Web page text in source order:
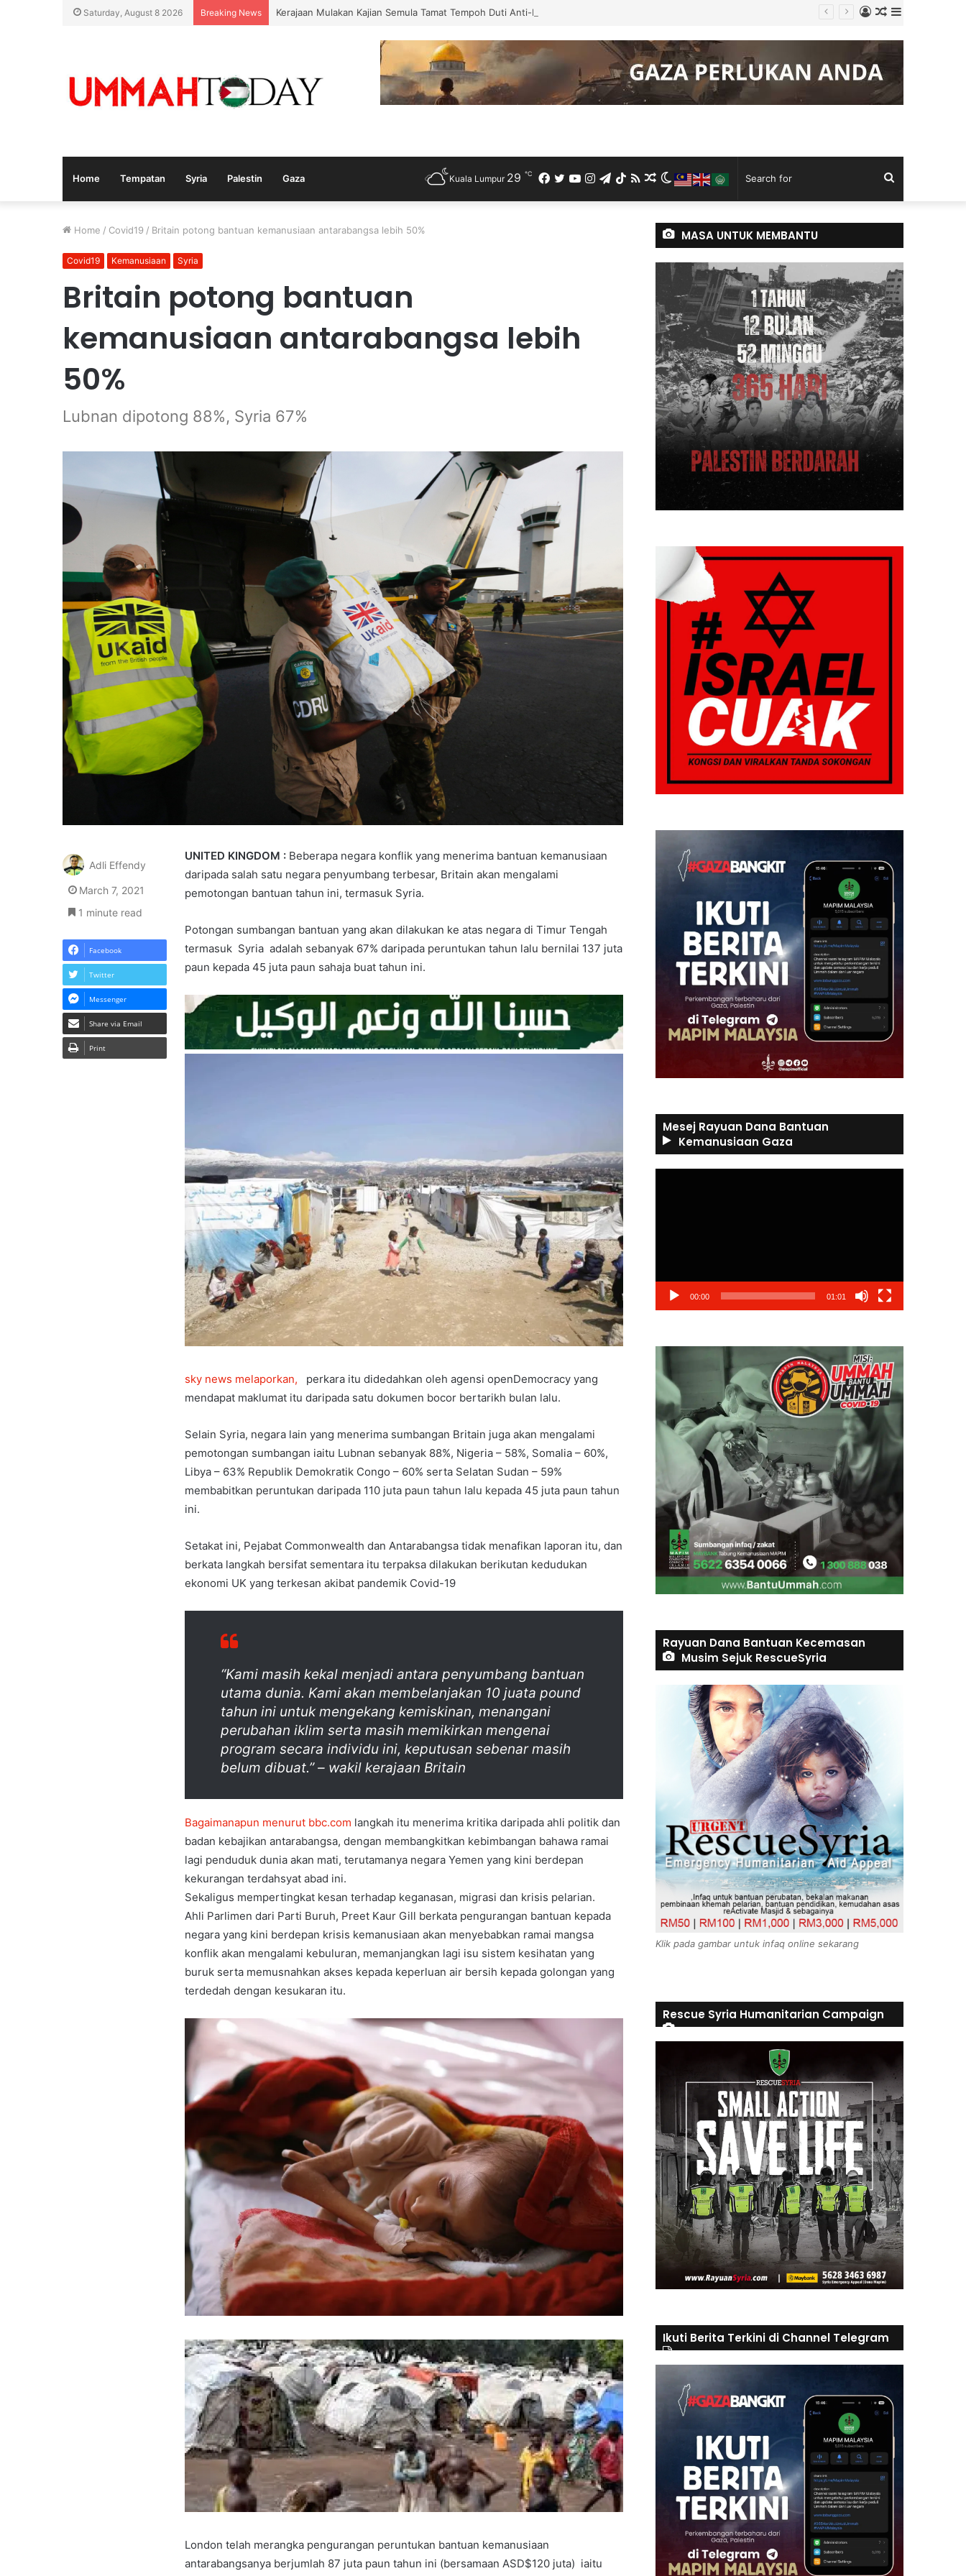
Saturday, August 8 2026 Breaking News Kerajaan Mulakan Kajian Semula Tamat Tempoh Duti Anti-Lambakan Import Gegelung Keluli China, Vietnam
Random
Article
Log
In
Home Tempatan Syria Palestin Gaza
for
Switch
skin
Random
Article
RSS
TikTok
Telegram
Instagram
YouTube
Twitter
Facebook
Kuala Lumpur 29 ℃
Home / Covid19 / Britain potong bantuan kemanusiaan antarabangsa lebih 50%
Covid19 Kemanusiaan Syria
Britain potong bantuan
kemanusiaan antarabangsa lebih
50%
Lubnan dipotong 88%, Syria 67%
UNITED KINGDOM : Beberapa negara konflik yang menerima bantuan kemanusiaan
daripada salah satu negara penyumbang terbesar, Britain akan mengalami
pemotongan bantuan tahun ini, termasuk Syria.
Potongan sumbangan bantuan yang akan dilakukan ke atas negara di Timur Tengah
termasuk Syria adalah sebanyak 67% daripada peruntukan tahun lalu bernilai 137 juta
paun kepada 45 juta paun sahaja buat tahun ini.
sky news melaporkan,
perkara itu didedahkan oleh agensi openDemocracy yang
mendapat maklumat itu daripada satu dokumen bocor bertarikh bulan lalu.
Selain Syria, negara lain yang menerima sumbangan Britain juga akan mengalami
pemotongan sumbangan iaitu Lubnan sebanyak 88%, Nigeria – 58%, Somalia – 60%,
Libya – 63% Republik Demokratik Congo – 60% serta Selatan Sudan – 59%
membabitkan peruntukan daripada 110 juta paun tahun lalu kepada 45 juta paun tahun
ini.
Setakat ini, Pejabat Commonwealth dan Antarabangsa tidak menafikan laporan itu, dan
berkata langkah bersifat sementara itu terpaksa dilakukan berikutan kedudukan
ekonomi UK yang terkesan akibat pandemik Covid-19
“Kami masih kekal menjadi antara penyumbang bantuan
utama dunia. Kami akan membelanjakan 10 juata pound
tahun ini untuk mengekang kemiskinan, menangani
perubahan iklim serta masih memikirkan mengenai
program secara individu ini, keputusan sebenar masih
belum dibuat.” – wakil kerajaan Britain
Bagaimanapun menurut bbc.com langkah itu menerima kritika daripada ahli politik dan
badan kebajikan antarabangsa, dengan membangkitkan kebimbangan bahawa ramai
lagi penduduk dunia akan mati, terutamanya negara Yemen yang kini berdepan
kekurangan terdahsyat abad ini.
Sekaligus mempertingkat kesan terhadap keganasan, migrasi dan krisis pelarian.
Ahli Parlimen dari Parti Buruh, Preet Kaur Gill berkata pengurangan bantuan kepada
negara yang kini berdepan krisis kemanusiaan akan menyebabkan ramai mangsa
konflik akan mengalami kebuluran, memanjangkan lagi isu sistem kesihatan yang
buruk serta memusnahkan akses kepada keperluan air bersih kepada golongan yang
terdedah dengan kesukaran itu.
London telah merangka pengurangan peruntukan bantuan kemanusiaan
antarabangsanya berjumlah 87 juta paun tahun ini (bersamaan ASD$120 juta) iaitu
Adli Effendy
March 7, 2021
1 minute read
Facebook
Twitter
Messenger
Share via Email
Print
MASA UNTUK MEMBANTU
Mesej Rayuan Dana Bantuan
Kemanusiaan Gaza
00:00 01:01
Rayuan Dana Bantuan Kecemasan
Musim Sejuk RescueSyria
Klik pada gambar untuk infaq online sekarang
Rescue Syria Humanitarian Campaign
Ikuti Berita Terkini di Channel Telegram